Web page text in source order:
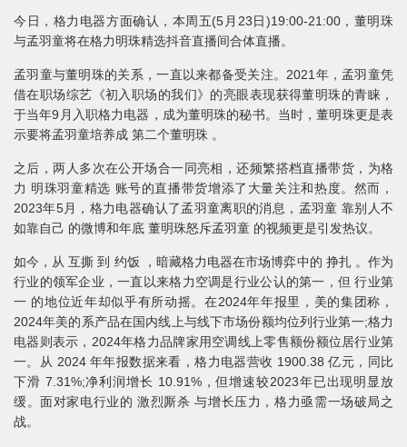
今日，格力电器方面确认，本周五(5月23日)19:00-21:00，董明珠
与孟羽童将在格力明珠精选抖音直播间合体直播。
孟羽童与董明珠的关系，一直以来都备受关注。2021年，孟羽童凭
借在职场综艺《初入职场的我们》的亮眼表现获得董明珠的青睐，
于当年9月入职格力电器，成为董明珠的秘书。当时，董明珠更是表
示要将孟羽童培养成 第二个董明珠 。
之后，两人多次在公开场合一同亮相，还频繁搭档直播带货，为格
力 明珠羽童精选 账号的直播带货增添了大量关注和热度。然而，
2023年5月，格力电器确认了孟羽童离职的消息，孟羽童 靠别人不
如靠自己 的微博和年底 董明珠怒斥孟羽童 的视频更是引发热议。
如今，从 互撕 到 约饭 ，暗藏格力电器在市场博弈中的 挣扎 。作为
行业的领军企业，一直以来格力空调是行业公认的第一，但 行业第
一 的地位近年却似乎有所动摇。在2024年年报里，美的集团称，
2024年美的系产品在国内线上与线下市场份额均位列行业第一;格力
电器则表示，2024年格力品牌家用空调线上零售额份额位居行业第
一。从 2024 年年报数据来看，格力电器营收 1900.38 亿元，同比
下滑 7.31%;净利润增长 10.91%，但增速较2023年已出现明显放
缓。面对家电行业的 激烈厮杀 与增长压力，格力亟需一场破局之
战。